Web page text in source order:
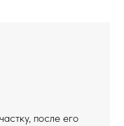
после его